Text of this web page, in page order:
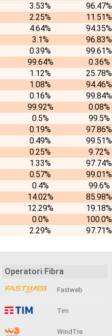
3.53% 96.47%
2.25% 11.51%
4.64% 94.35%
3.1% 96.83%
0.39% 99.61%
99.64% 0.36%
1.12% 25.78%
1.08% 94.46%
0.16% 99.84%
99.92% 0.08%
0.5% 99.5%
0.19% 97.86%
0.49% 99.51%
0.25% 9.72%
1.33% 97.74%
0.57% 99.01%
0.4% 99.6%
14.02% 85.98%
12.29% 19.18%
0.0% 100.0%
2.29% 97.71%
Operatori Fibra
Fastweb
Tim
WindTre